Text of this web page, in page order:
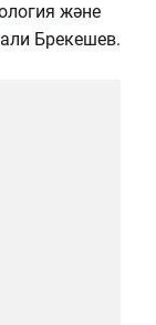
және
Брекешев.